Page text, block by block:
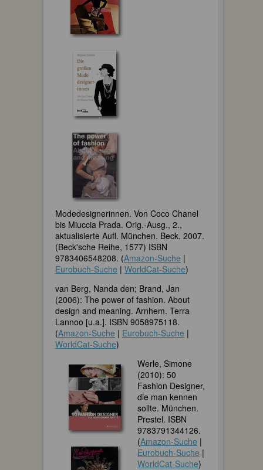
Modedesignerinnen. Von Coco Chanel
bis Miuccia Prada. Orig.-Ausg., 2.,
aktualisierte Aufl. München. Beck. 2007.
(Beck'sche Reihe, 1577) ISBN
9783406548208. (Amazon-Suche |
Eurobuch-Suche | WorldCat-Suche)
van Berg, Nanda den; Brand, Jan
(2006): The power of fashion. About
design and meaning. Arnhem. Terra
Lannoo [u.a.]. ISBN 9058975118.
(Amazon-Suche | Eurobuch-Suche |
WorldCat-Suche)
Werle, Simone
(2010): 50
Fashion Designer,
die man kennen
sollte. München.
Prestel. ISBN
9783791344126.
(Amazon-Suche |
Eurobuch-Suche |
WorldCat-Suche)